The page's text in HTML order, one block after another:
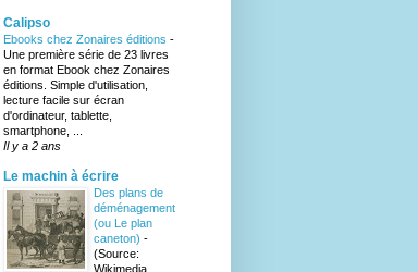
Calipso
Ebooks chez Zonaires éditions -
Une première série de 23 livres
en format Ebook chez Zonaires
éditions. Simple d'utilisation,
lecture facile sur écran
d'ordinateur, tablette,
smartphone, ...
Il y a 2 ans
Le machin à écrire
Des plans de
déménagement
(ou Le plan
caneton) -
(Source:
Wikimedia